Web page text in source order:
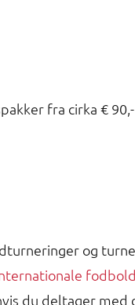
fra cirka €
og
du deltager